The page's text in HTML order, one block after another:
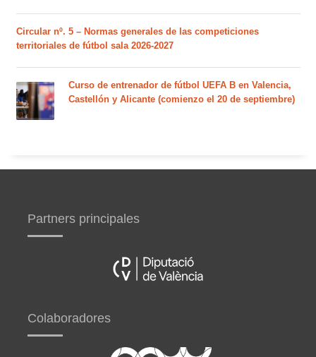
Circular nº. 5 – Normas generales de las competiciones
territoriales de fútbol sala 2026-2027
Curso de entrenador de fútbol UEFA B en Valencia,
Castellón y Alicante (comienzo el 20 de septiembre)
Partners principales
Colaboradores